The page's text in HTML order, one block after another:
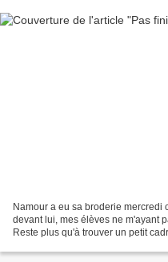
Namour a eu sa broderie mercredi
devant lui, mes élèves ne m'ayant
Reste plus qu'à trouver un petit